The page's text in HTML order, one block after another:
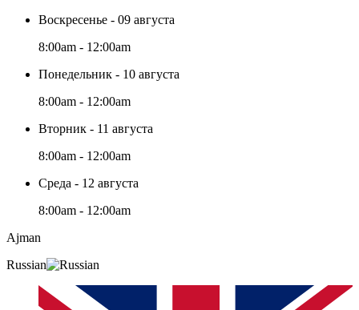
Воскресенье - 09 августа
8:00am - 12:00am
Понедельник - 10 августа
8:00am - 12:00am
Вторник - 11 августа
8:00am - 12:00am
Среда - 12 августа
8:00am - 12:00am
Ajman
Russian